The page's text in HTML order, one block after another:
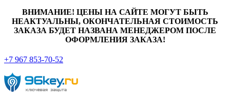
ВНИМАНИЕ! ЦЕНЫ НА САЙТЕ МОГУТ БЫТЬ
НЕАКТУАЛЬНЫ, ОКОНЧАТЕЛЬНАЯ СТОИМОСТЬ
ЗАКАЗА БУДЕТ НАЗВАНА МЕНЕДЖЕРОМ ПОСЛЕ
ОФОРМЛЕНИЯ ЗАКАЗА!
+7 967 853-70-52